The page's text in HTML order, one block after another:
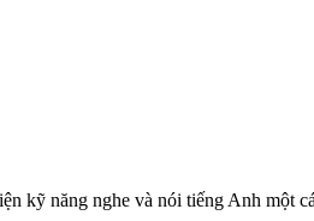
kỹ năng nghe và nói tiếng Anh một